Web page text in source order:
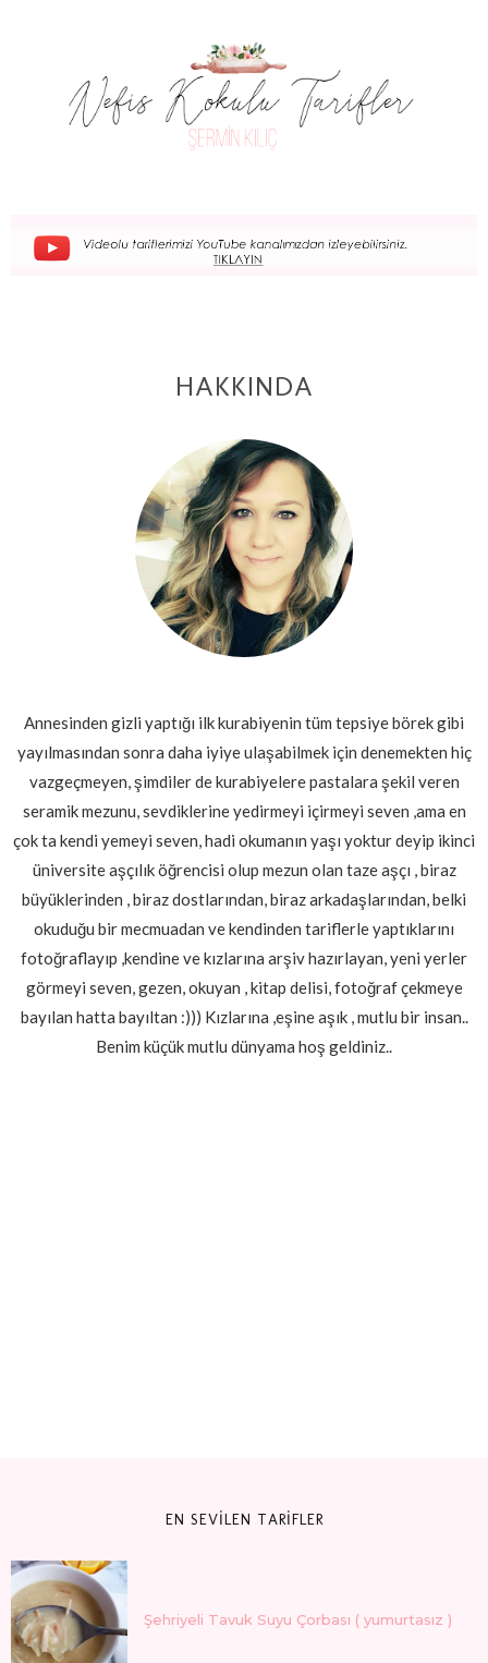
HAKKINDA
Annesinden gizli yaptığı ilk kurabiyenin tüm tepsiye börek gibi
yayılmasından sonra daha iyiye ulaşabilmek için denemekten hiç
vazgeçmeyen, şimdiler de kurabiyelere pastalara şekil veren
seramik mezunu, sevdiklerine yedirmeyi içirmeyi seven ,ama en
çok ta kendi yemeyi seven, hadi okumanın yaşı yoktur deyip ikinci
üniversite aşçılık öğrencisi olup mezun olan taze aşçı , biraz
büyüklerinden , biraz dostlarından, biraz arkadaşlarından, belki
okuduğu bir mecmuadan ve kendinden tariflerle yaptıklarını
fotoğraflayıp ,kendine ve kızlarına arşiv hazırlayan, yeni yerler
görmeyi seven, gezen, okuyan , kitap delisi, fotoğraf çekmeye
bayılan hatta bayıltan :))) Kızlarına ,eşine aşık , mutlu bir insan..
Benim küçük mutlu dünyama hoş geldiniz..
EN SEVİLEN TARİFLER
Şehriyeli Tavuk Suyu Çorbası ( yumurtasız )